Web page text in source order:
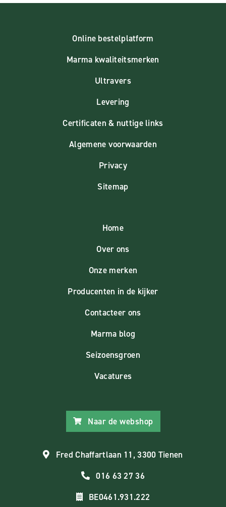
Online bestelplatform
Marma kwaliteitsmerken
Ultravers
Levering
Certificaten & nuttige links
Algemene voorwaarden
Privacy
Sitemap
Home
Over ons
Onze merken
Producenten in de kijker
Contacteer ons
Marma blog
Seizoensgroen
Vacatures
Naar de webshop
Fred Chaffartlaan 11, 3300 Tienen
016 63 27 36
BE0461.931.222